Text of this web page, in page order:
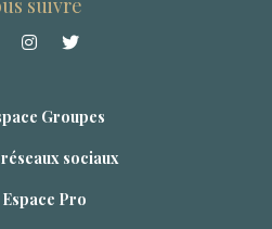
suivre
Groupes
sociaux
Espace Pro